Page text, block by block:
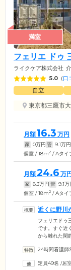
満室
フェリエ ドゥ
ライクケア株式会社
5.0 (口
自立
東京都三鷹市
月額16.3 万円
家 0万円 管 9.1万円
個室 / 18m2 / Aタイ
月額24.6 万
家 8.3万円 管 9.1万
個室 / 18m2 / Aタイ
近くに野川
人ホームで
フェリエドゥ
です。すぐ近
から離れた閑
様と心が通じ
65歳以上の方
24時間看護師
定員49名 /居